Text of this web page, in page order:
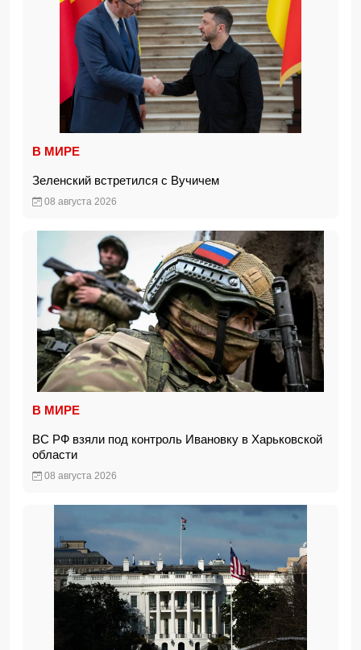
В МИРЕ
Зеленский встретился с Вучичем
08 августа 2026
В МИРЕ
ВС РФ взяли под контроль Ивановку в Харьковской
области
08 августа 2026